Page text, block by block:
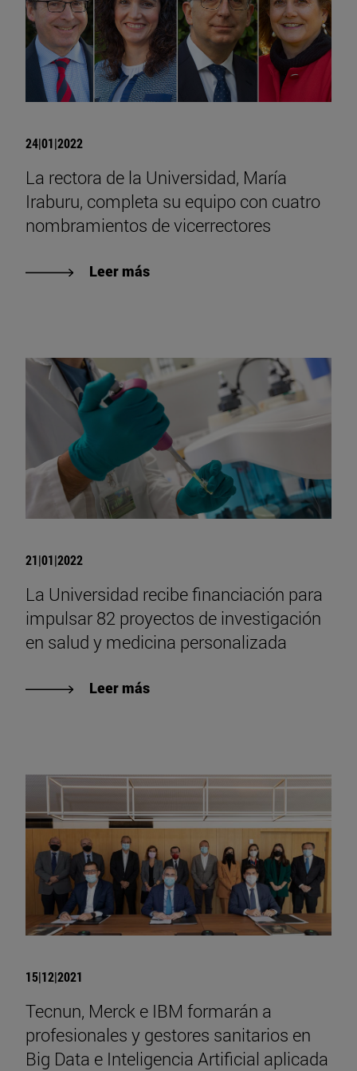
24|01|2022
La rectora de la Universidad, María
Iraburu, completa su equipo con cuatro
nombramientos de vicerrectores
Leer más
21|01|2022
La Universidad recibe financiación para
impulsar 82 proyectos de investigación
en salud y medicina personalizada
Leer más
15|12|2021
Tecnun, Merck e IBM formarán a
profesionales y gestores sanitarios en
Big Data e Inteligencia Artificial aplicada